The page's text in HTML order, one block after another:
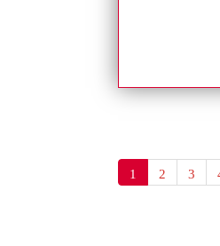
1 2 3